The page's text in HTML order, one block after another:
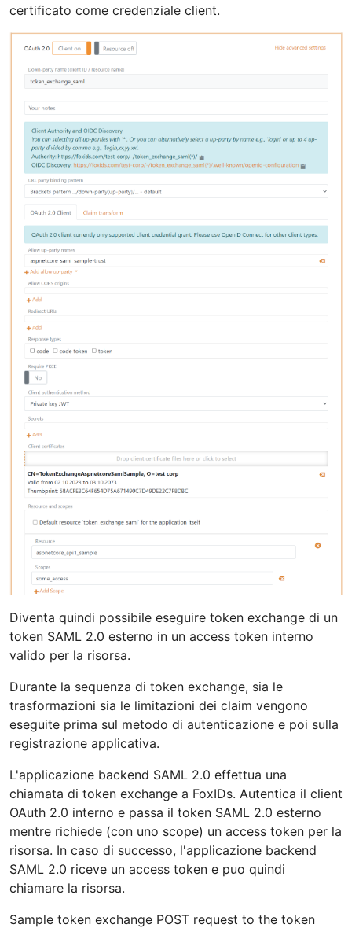
certificato come credenziale client.
Diventa quindi possibile eseguire token exchange di un
token SAML 2.0 esterno in un access token interno
valido per la risorsa.
Durante la sequenza di token exchange, sia le
trasformazioni sia le limitazioni dei claim vengono
eseguite prima sul metodo di autenticazione e poi sulla
registrazione applicativa.
L'applicazione backend SAML 2.0 effettua una
chiamata di token exchange a FoxIDs. Autentica il client
OAuth 2.0 interno e passa il token SAML 2.0 esterno
mentre richiede (con uno scope) un access token per la
risorsa. In caso di successo, l'applicazione backend
SAML 2.0 riceve un access token e puo quindi
chiamare la risorsa.
Sample token exchange POST request to the token